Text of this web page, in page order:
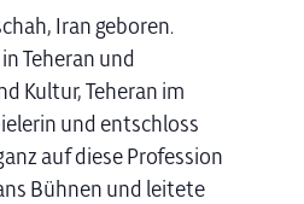
Iran geboren.
Teheran und
Kultur, Teheran im
und entschloss
auf diese Profession
Bühnen und leitete